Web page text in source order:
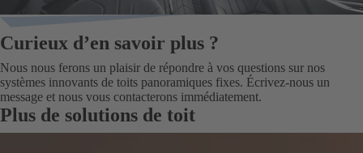
Curieux d’en savoir plus ?
Nous nous ferons un plaisir de répondre à vos questions sur nos
systèmes innovants de toits panoramiques fixes. Écrivez-nous un
message et nous vous contacterons immédiatement.
Plus de solutions de toit